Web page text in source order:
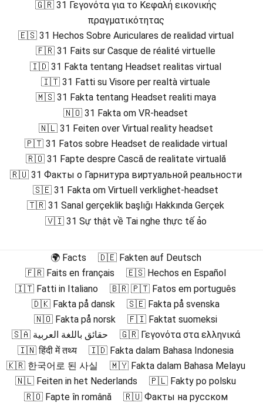
🇬🇷 31 Γεγονότα για το Κεφαλή εικονικής
πραγματικότητας
🇪🇸 31 Hechos Sobre Auriculares de realidad virtual
🇫🇷 31 Faits sur Casque de réalité virtuelle
🇮🇩 31 Fakta tentang Headset realitas virtual
🇮🇹 31 Fatti su Visore per realtà virtuale
🇲🇸 31 Fakta tentang Headset realiti maya
🇳🇴 31 Fakta om VR-headset
🇳🇱 31 Feiten over Virtual reality headset
🇵🇹 31 Fatos sobre Headset de realidade virtual
🇷🇴 31 Fapte despre Cască de realitate virtuală
🇷🇺 31 Факты о Гарнитура виртуальной реальности
🇸🇪 31 Fakta om Virtuell verklighet-headset
🇹🇷 31 Sanal gerçeklik başlığı Hakkında Gerçek
🇻🇮 31 Sự thật về Tai nghe thực tế ảo
🌍 Facts
🇩🇪 Fakten auf Deutsch
🇫🇷 Faits en français
🇪🇸 Hechos en Español
🇮🇹 Fatti in Italiano
🇧🇷 🇵🇹 Fatos em português
🇩🇰 Fakta på dansk
🇸🇪 Fakta på svenska
🇳🇴 Fakta på norsk
🇫🇮 Faktat suomeksi
🇸🇦 حقائق باللغة العربية
🇬🇷 Γεγονότα στα ελληνικά
🇮🇳 हिंदी में तथ्य
🇮🇩 Fakta dalam Bahasa Indonesia
🇰🇷 한국어로 된 사실
🇲🇾 Fakta dalam Bahasa Melayu
🇳🇱 Feiten in het Nederlands
🇵🇱 Fakty po polsku
🇷🇴 Fapte în română
🇷🇺 Факты на русском